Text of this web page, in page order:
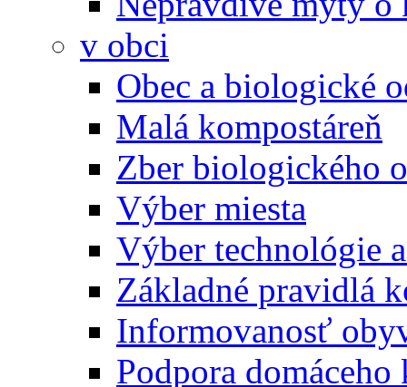
v obci
Obec a biologické
Malá kompostáreň
Zber biologického
Výber miesta
Výber technológie
Základné pravidlá
Informovanosť
Podpora